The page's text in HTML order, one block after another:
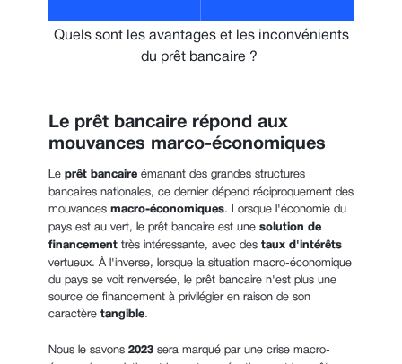
Quels sont les avantages et les inconvénients
du prêt bancaire ?
Le prêt bancaire répond aux
mouvances marco-économiques
Le prêt bancaire émanant des grandes structures
bancaires nationales, ce dernier dépend réciproquement des
mouvances macro-économiques. Lorsque l'économie du
pays est au vert, le prêt bancaire est une solution de
financement très intéressante, avec des taux d'intérêts
vertueux. À l'inverse, lorsque la situation macro-économique
du pays se voit renversée, le prêt bancaire n'est plus une
source de financement à privilégier en raison de son
caractère tangible.
Nous le savons 2023 sera marqué par une crise macro-